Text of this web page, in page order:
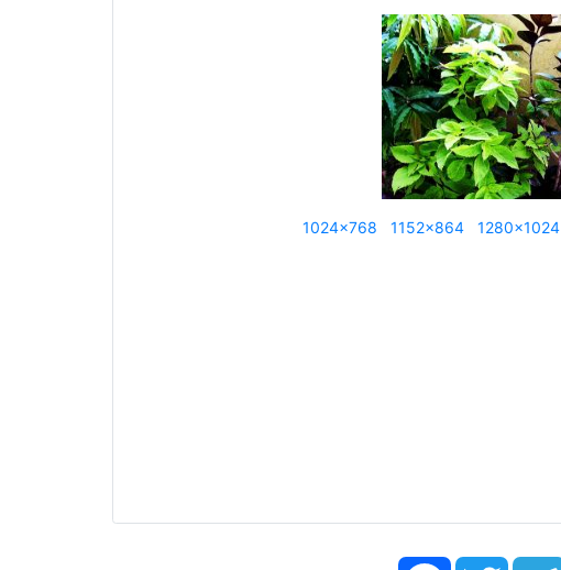
1024x768 1152x864 1280x1024